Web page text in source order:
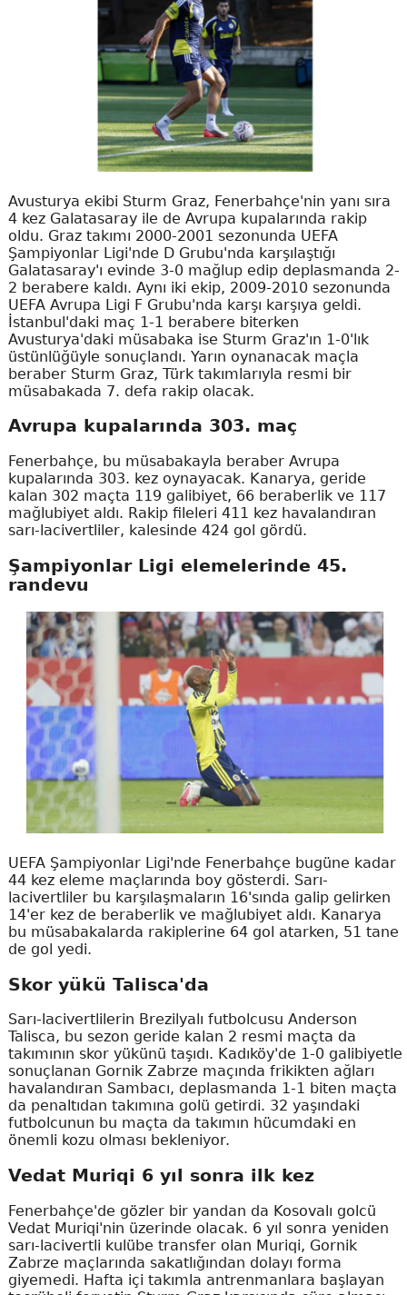
Avusturya ekibi Sturm Graz, Fenerbahçe'nin yanı sıra
4 kez Galatasaray ile de Avrupa kupalarında rakip
oldu. Graz takımı 2000-2001 sezonunda UEFA
Şampiyonlar Ligi'nde D Grubu'nda karşılaştığı
Galatasaray'ı evinde 3-0 mağlup edip deplasmanda 2-
2 berabere kaldı. Aynı iki ekip, 2009-2010 sezonunda
UEFA Avrupa Ligi F Grubu'nda karşı karşıya geldi.
İstanbul'daki maç 1-1 berabere biterken
Avusturya'daki müsabaka ise Sturm Graz'ın 1-0'lık
üstünlüğüyle sonuçlandı. Yarın oynanacak maçla
beraber Sturm Graz, Türk takımlarıyla resmi bir
müsabakada 7. defa rakip olacak.
Avrupa kupalarında 303. maç
Fenerbahçe, bu müsabakayla beraber Avrupa
kupalarında 303. kez oynayacak. Kanarya, geride
kalan 302 maçta 119 galibiyet, 66 beraberlik ve 117
mağlubiyet aldı. Rakip fileleri 411 kez havalandıran
sarı-lacivertliler, kalesinde 424 gol gördü.
Şampiyonlar Ligi elemelerinde 45.
randevu
UEFA Şampiyonlar Ligi'nde Fenerbahçe bugüne kadar
44 kez eleme maçlarında boy gösterdi. Sarı-
lacivertliler bu karşılaşmaların 16'sında galip gelirken
14'er kez de beraberlik ve mağlubiyet aldı. Kanarya
bu müsabakalarda rakiplerine 64 gol atarken, 51 tane
de gol yedi.
Skor yükü Talisca'da
Sarı-lacivertlilerin Brezilyalı futbolcusu Anderson
Talisca, bu sezon geride kalan 2 resmi maçta da
takımının skor yükünü taşıdı. Kadıköy'de 1-0 galibiyetle
sonuçlanan Gornik Zabrze maçında frikikten ağları
havalandıran Sambacı, deplasmanda 1-1 biten maçta
da penaltıdan takımına golü getirdi. 32 yaşındaki
futbolcunun bu maçta da takımın hücumdaki en
önemli kozu olması bekleniyor.
Vedat Muriqi 6 yıl sonra ilk kez
Fenerbahçe'de gözler bir yandan da Kosovalı golcü
Vedat Muriqi'nin üzerinde olacak. 6 yıl sonra yeniden
sarı-lacivertli kulübe transfer olan Muriqi, Gornik
Zabrze maçlarında sakatlığından dolayı forma
giyemedi. Hafta içi takımla antrenmanlara başlayan